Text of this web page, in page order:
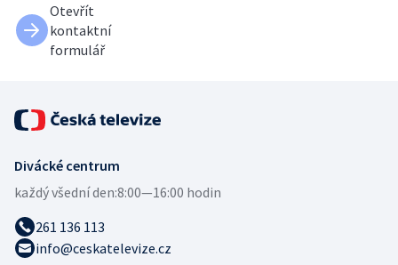
Otevřít
kontaktní
formulář
Divácké centrum
každý všední den:8:00—16:00 hodin
261 136 113
info@ceskatelevize.cz